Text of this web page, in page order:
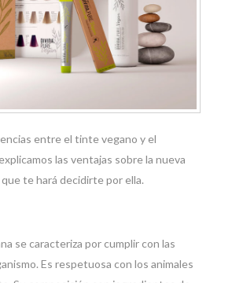
entre el tinte vegano y el
las ventajas sobre la nueva
te hará decidirte por ella.
se caracteriza por cumplir con las
Es respetuosa con los animales